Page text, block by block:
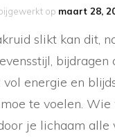
op maart 28,
slikt kan dit,
vol energie en
te voelen.
je lichaam